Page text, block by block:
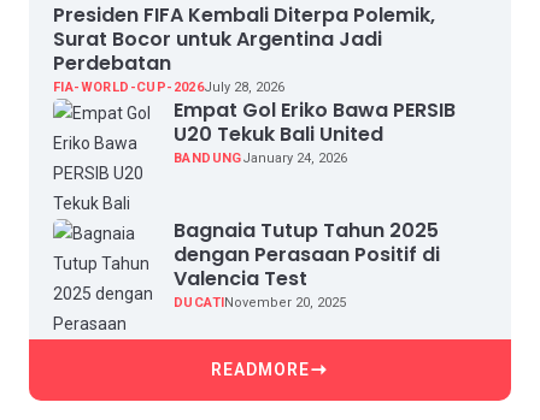
Presiden FIFA Kembali Diterpa Polemik,
Surat Bocor untuk Argentina Jadi
Perdebatan
FIA-WORLD-CUP-2026July 28, 2026
Empat Gol Eriko Bawa PERSIB
U20 Tekuk Bali United
BANDUNGJanuary 24, 2026
Bagnaia Tutup Tahun 2025
dengan Perasaan Positif di
Valencia Test
DUCATI November 20, 2025
READMORE